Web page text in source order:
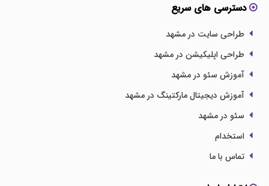
دسترسی های سریع
طراحی سایت در مشهد
طراحی اپلیکیشن در مشهد
آموزش سئو در مشهد
آموزش دیجیتال مارکتینگ در مشهد
سئو در مشهد
استخدام
تماس با ما